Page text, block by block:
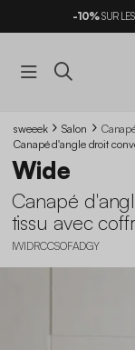
-10%SUR LES
sweeek Salon
Canapé d'angle droit
Wide
Canapé
tissu avec
IWIDRCCSOFADGY